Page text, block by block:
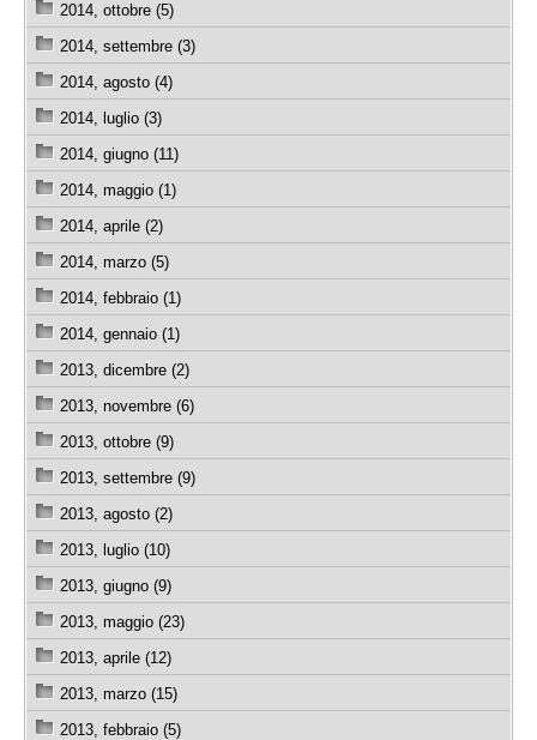
2014, ottobre (5)
2014, settembre (3)
2014, agosto (4)
2014, luglio (3)
2014, giugno (11)
2014, maggio (1)
2014, aprile (2)
2014, marzo (5)
2014, febbraio (1)
2014, gennaio (1)
2013, dicembre (2)
2013, novembre (6)
2013, ottobre (9)
2013, settembre (9)
2013, agosto (2)
2013, luglio (10)
2013, giugno (9)
2013, maggio (23)
2013, aprile (12)
2013, marzo (15)
2013, febbraio (5)